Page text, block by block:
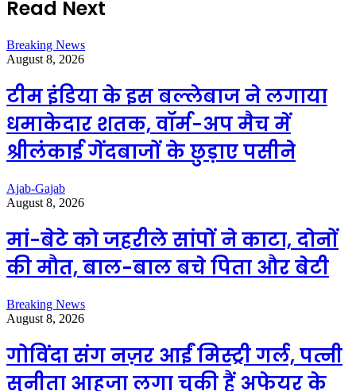
Read Next
Breaking News
August 8, 2026
टीम इंडिया के इस बल्लेबाज ने लगाया
धमाकेदार शतक, वॉर्म-अप मैच में
श्रीलंकाई गेंदबाजों के छुड़ाए पसीने
Ajab-Gajab
August 8, 2026
मां-बेटे को जहरीले सांपों ने काटा, दोनों
की मौत, बाल-बाल बचे पिता और बेटी
Breaking News
August 8, 2026
गोविंदा संग नज़र आईं मिस्ट्री गर्ल, पत्नी
सुनीता आहूजा लगा चुकी हैं अफेयर के